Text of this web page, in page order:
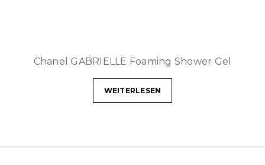
Chanel GABRIELLE Foaming Shower Gel
WEITERLESEN